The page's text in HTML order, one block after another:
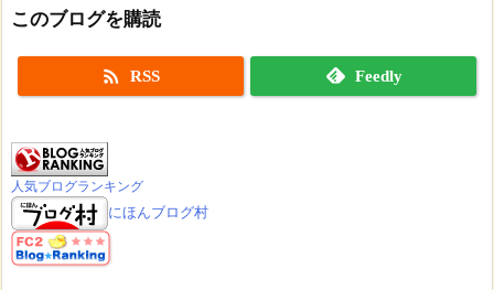
このブログを購読
 RSS Feedly
人気ブログランキング
にほんブログ村